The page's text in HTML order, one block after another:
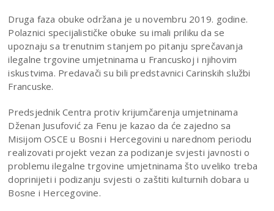
Druga faza obuke održana je u novembru 2019. godine.
Polaznici specijalističke obuke su imali priliku da se
upoznaju sa trenutnim stanjem po pitanju sprečavanja
ilegalne trgovine umjetninama u Francuskoj i njihovim
iskustvima. Predavači su bili predstavnici Carinskih službi
Francuske.
Predsjednik Centra protiv krijumčarenja umjetninama
Dženan Jusufović za Fenu je kazao da će zajedno sa
Misijom OSCE u Bosni i Hercegovini u narednom periodu
realizovati projekt vezan za podizanje svjesti javnosti o
problemu ilegalne trgovine umjetninama što uveliko treba
doprinijeti i podizanju svjesti o zaštiti kulturnih dobara u
Bosne i Hercegovine.